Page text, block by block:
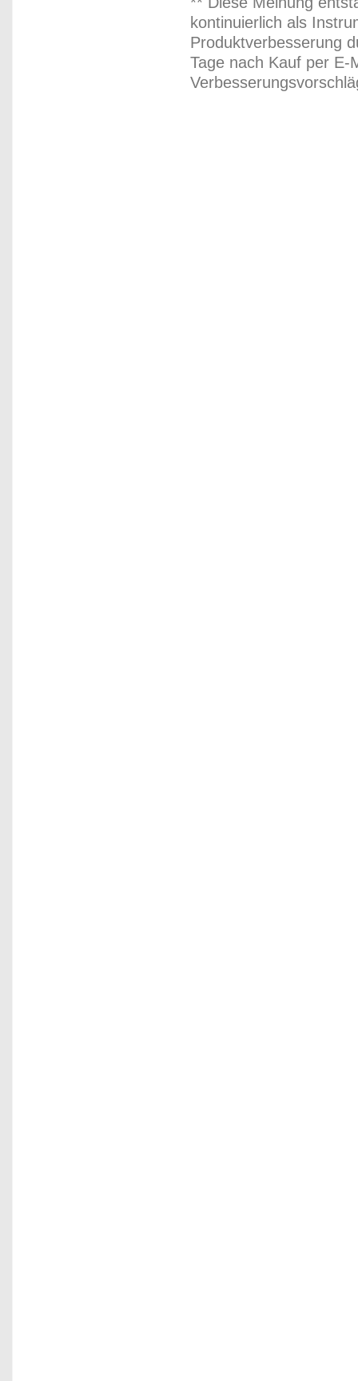
kontinuierlich als
Produktverbesserung
Tage nach Kauf per E-